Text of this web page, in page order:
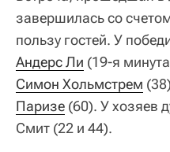
завершилась со
пользу гостей. У
Андерс Ли (19-я
Симон Хольмстрем
Паризе (60). У хозяев
Смит (22 и 44).